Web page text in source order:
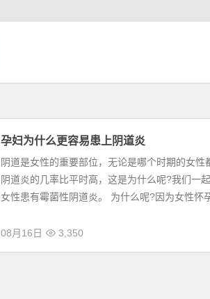
孕妇为什么更容易患上阴道炎
阴道是女性的重要部位，无论是哪个时期的女
阴道炎的几率比平时高，这是为什么呢?我们一
女性患有霉菌性阴道炎。 为什么呢?因为女性怀
08月16日 3,350